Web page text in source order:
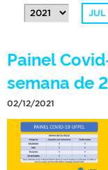
JUL
Painel
semana de
02/12/2021